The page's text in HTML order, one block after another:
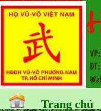
Trang chủ